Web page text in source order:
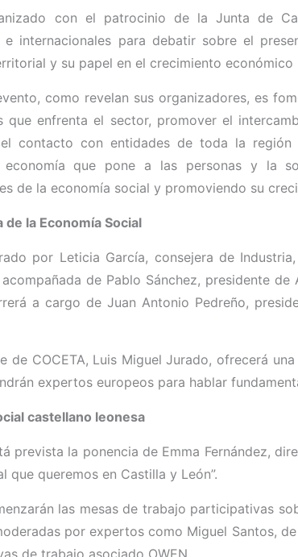
con el patrocinio de la Junta de
e internacionales para debatir sobre el
y su papel en el crecimiento económico
como revelan sus organizadores, es
que enfrenta el sector, promover el
contacto con entidades de toda la
economía que pone a las personas y la
de la economía social y promoviendo su
la Economía Social
por Leticia García, consejera de
de Pablo Sánchez, presidente de
a cargo de Juan Antonio Pedreño,
de COCETA, Luis Miguel Jurado, ofrecerá
expertos europeos para hablar
castellano leonesa
prevista la ponencia de Emma Fernández,
que queremos en Castilla y León”.
las mesas de trabajo participativas
por expertos como Miguel Santos,
de trabajo asociado OWEN.